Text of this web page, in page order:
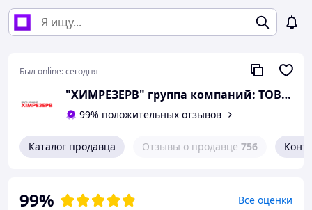
Был online:сегодня
"ХИМРЕЗЕРВ" группа компаний: ТОВ "ПРОГРЕС 2010", ТОВ "ХІМРЕЗЕРВ-УКРАЇНА"
99% положительных отзывов
Каталог продавца Отзывы о продавце 756
99%
Все оценки